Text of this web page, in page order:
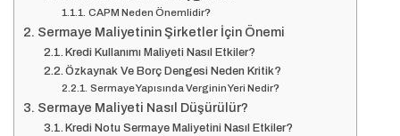
CAPM Neden Önemlidir?
Sermaye Maliyetinin Şirketler İçin Önemi
Kredi Kullanımı Maliyeti Nasıl Etkiler?
Özkaynak Ve Borç Dengesi Neden Kritik?
Sermaye Yapısında Verginin Yeri Nedir?
Sermaye Maliyeti Nasıl Düşürülür?
Kredi Notu Sermaye Maliyetini Nasıl Etkiler?